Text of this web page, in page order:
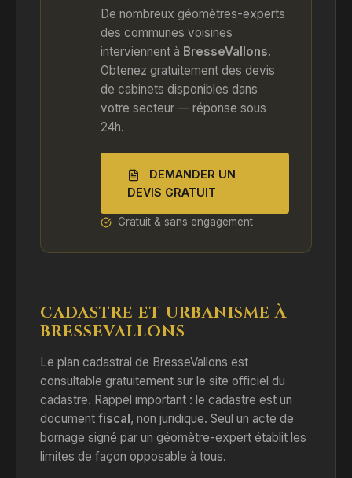
De nombreux géomètres-experts
des communes voisines
interviennent à BresseVallons.
Obtenez gratuitement des devis
de cabinets disponibles dans
votre secteur — réponse sous
24h.
DEMANDER UN
DEVIS GRATUIT
Gratuit & sans engagement
CADASTRE ET URBANISME À
BRESSEVALLONS
Le plan cadastral de BresseVallons est
consultable gratuitement sur le site officiel du
cadastre. Rappel important : le cadastre est un
document fiscal, non juridique. Seul un acte de
bornage signé par un géomètre-expert établit les
limites de façon opposable à tous.